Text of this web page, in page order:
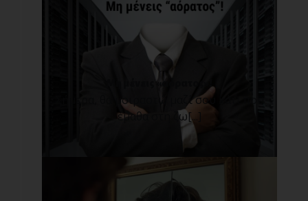
Μη μένεις «αόρατος»!
Σήμερα, θα μοιραστώ μαζί σου κάτι που
έμαθα στη ζω[...]